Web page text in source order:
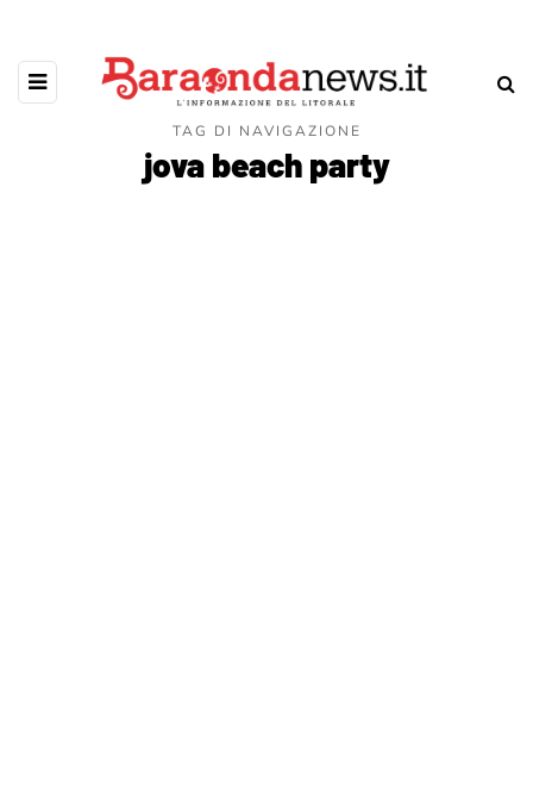
TAG DI NAVIGAZIONE
jova beach party